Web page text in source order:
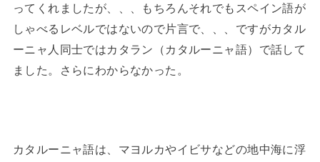
ってくれましたが、、、もちろんそれでもスペイン語が
しゃべるレベルではないので片言で、、、ですがカタル
ーニャ人同士ではカタラン（カタルーニャ語）で話して
ました。さらにわからなかった。
カタルーニャ語は、マヨルカやイビサなどの地中海に浮